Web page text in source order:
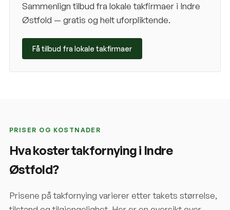
Sammenlign tilbud fra lokale takfirmaer i Indre
Østfold — gratis og helt uforpliktende.
Få tilbud fra lokale takfirmaer
PRISER OG KOSTNADER
Hva koster takfornying i Indre
Østfold?
Prisene på takfornying varierer etter takets størrelse,